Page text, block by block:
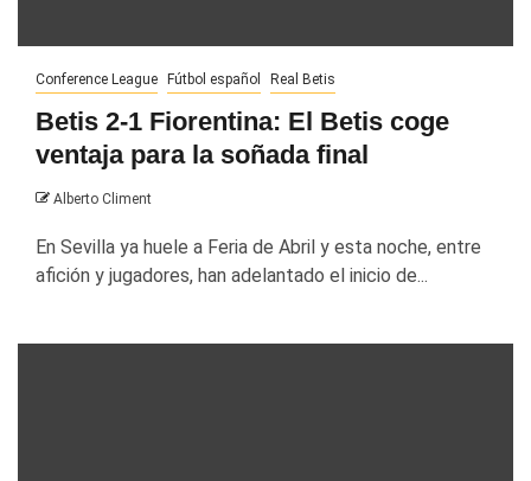
Conference League Fútbol español Real Betis
Betis 2-1 Fiorentina: El Betis coge
ventaja para la soñada final
Alberto Climent
En Sevilla ya huele a Feria de Abril y esta noche, entre
afición y jugadores, han adelantado el inicio de...